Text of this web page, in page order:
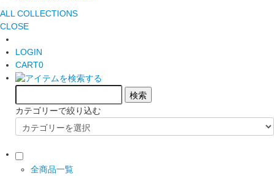
ALL COLLECTIONS
CLOSE
LOGIN
CART0
カテゴリーで絞り込む
全商品一覧